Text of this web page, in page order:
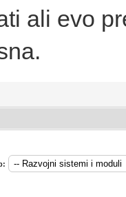
ali evo